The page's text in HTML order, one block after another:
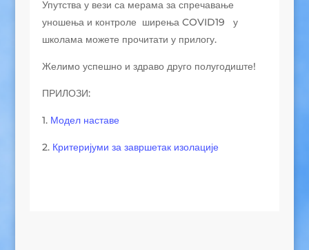
Упутства у вези са мерама за спречавање
уношења и контроле ширења COVID19 у
школама можете прочитати у прилогу.
Желимо успешно и здраво друго полугодиште!
ПРИЛОЗИ:
1. Модел наставе
2. Критеријуми за завршетак изолације